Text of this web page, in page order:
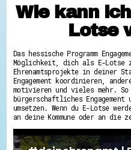
Wie kann
Lotse
Das hessische Programm
Möglichkeit, dich als E-Lotse
Ehrenamtsprojekte in deiner
Engagement koordinieren,
motivieren und vieles mehr.
bürgerschaftliches
umsetzen. Wenn du E-Lotse
an deine Kommune oder an die